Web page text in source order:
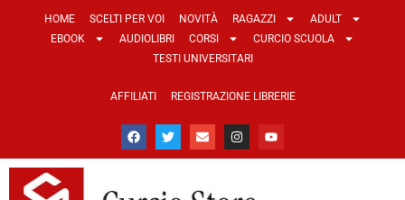
HOME SCELTI PER VOI NOVITÀ RAGAZZI
ADULT
EBOOK
AUDIOLIBRI CORSI
CURCIO SCUOLA
TESTI UNIVERSITARI
AFFILIATI REGISTRAZIONE LIBRERIE